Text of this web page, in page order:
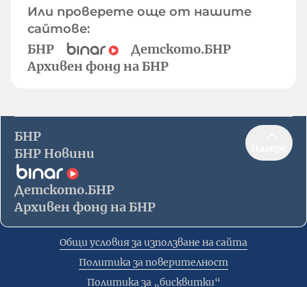
Или проверете още от нашите
сайтове:
БНР
Детското.БНР
Архивен фонд на БНР
БНР
БНР Новини
Детското.БНР
Архивен фонд на БНР
Общи условия за използване на сайта
Политика за поверителност
Политика за „бисквитки“